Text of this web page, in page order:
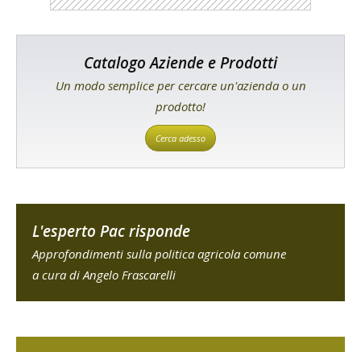
Catalogo Aziende e Prodotti
Un modo semplice per cercare un'azienda o un
prodotto!
Cerca adesso
L'esperto Pac risponde
Approfondimenti sulla politica agricola comune
a cura di Angelo Frascarelli